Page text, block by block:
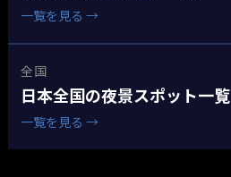
一覧を見る →
全国
日本全国の夜景スポット一覧
一覧を見る →